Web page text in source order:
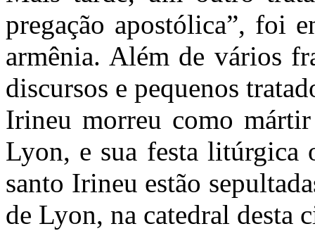
pregação apostólica”, foi
armênia. Além de vários
discursos e pequenos
Irineu morreu como
Lyon, e sua festa litúrgica
santo Irineu estão
de Lyon, na catedral desta